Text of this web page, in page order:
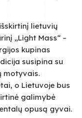
lietuvių
„Light Mass“ –
kupinas
susipina su
motyvais.
o Lietuvoje bus
galimybė
opusą gyvai.